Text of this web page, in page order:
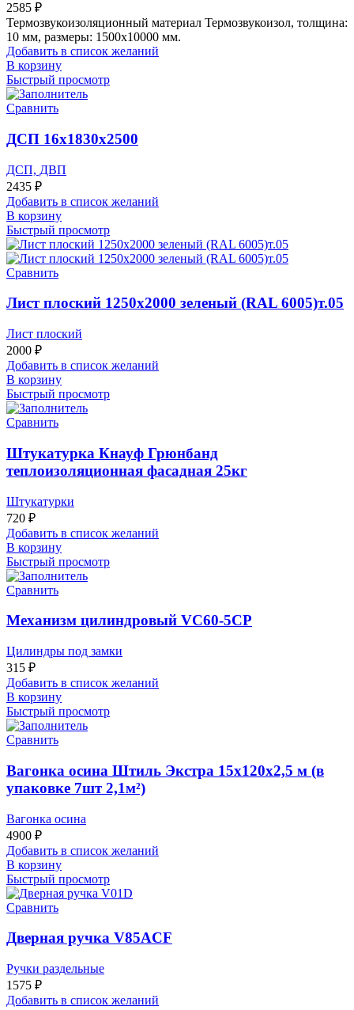
2585 ₽
Термозвукоизоляционный материал Термозвукоизол, толщина:
10 мм, размеры: 1500х10000 мм.
Добавить в список желаний
В корзину
Быстрый просмотр
Сравнить
ДСП 16х1830х2500
ДСП, ДВП
2435 ₽
Добавить в список желаний
В корзину
Быстрый просмотр
Сравнить
Лист плоский 1250х2000 зеленый (RAL 6005)т.05
Лист плоский
2000 ₽
Добавить в список желаний
В корзину
Быстрый просмотр
Сравнить
Штукатурка Кнауф Грюнбанд
теплоизоляционная фасадная 25кг
Штукатурки
720 ₽
Добавить в список желаний
В корзину
Быстрый просмотр
Сравнить
Механизм цилиндровый VC60-5CP
Цилиндры под замки
315 ₽
Добавить в список желаний
В корзину
Быстрый просмотр
Сравнить
Вагонка осина Штиль Экстра 15х120х2,5 м (в
упаковке 7шт 2,1м²)
Вагонка осина
4900 ₽
Добавить в список желаний
В корзину
Быстрый просмотр
Сравнить
Дверная ручка V85ACF
Ручки раздельные
1575 ₽
Добавить в список желаний